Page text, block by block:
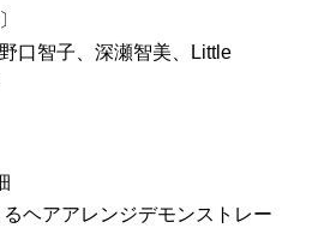
口智子、深瀬智美、Little
るヘアアレンジデモンストレー